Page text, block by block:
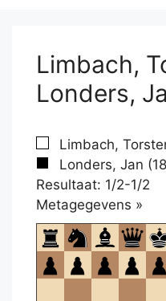
Limbach,
Londers,
Limbach,
Londers, Jan
Resultaat: 1/2-1/2
Metagegevens »
om
te